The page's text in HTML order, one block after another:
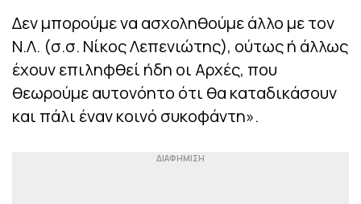
Δεν μπορούμε να ασχοληθούμε άλλο με τον
Ν.Λ. (σ.σ. Νίκος Λεπενιώτης), ούτως ή άλλως
έχουν επιληφθεί ήδη οι Αρχές, που
θεωρούμε αυτονόητο ότι θα καταδικάσουν
και πάλι έναν κοινό συκοφάντη».